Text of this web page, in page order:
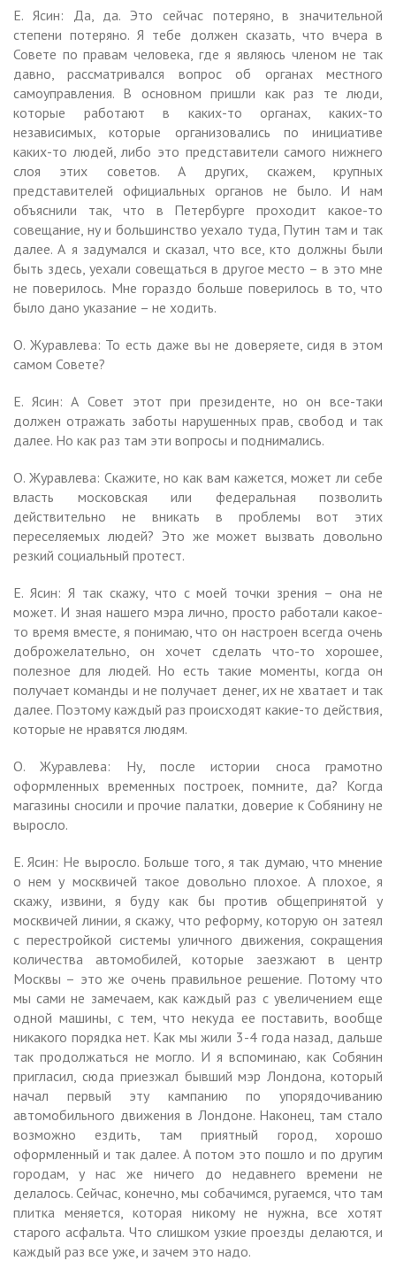
Е. Ясин: Да, да. Это сейчас потеряно, в значительной
степени потеряно. Я тебе должен сказать, что вчера в
Совете по правам человека, где я являюсь членом не так
давно, рассматривался вопрос об органах местного
самоуправления. В основном пришли как раз те люди,
которые работают в каких-то органах, каких-то
независимых, которые организовались по инициативе
каких-то людей, либо это представители самого нижнего
слоя этих советов. А других, скажем, крупных
представителей официальных органов не было. И нам
объяснили так, что в Петербурге проходит какое-то
совещание, ну и большинство уехало туда, Путин там и так
далее. А я задумался и сказал, что все, кто должны были
быть здесь, уехали совещаться в другое место – в это мне
не поверилось. Мне гораздо больше поверилось в то, что
было дано указание – не ходить.
О. Журавлева: То есть даже вы не доверяете, сидя в этом
самом Совете?
Е. Ясин: А Совет этот при президенте, но он все-таки
должен отражать заботы нарушенных прав, свобод и так
далее. Но как раз там эти вопросы и поднимались.
О. Журавлева: Скажите, но как вам кажется, может ли себе
власть московская или федеральная позволить
действительно не вникать в проблемы вот этих
переселяемых людей? Это же может вызвать довольно
резкий социальный протест.
Е. Ясин: Я так скажу, что с моей точки зрения – она не
может. И зная нашего мэра лично, просто работали какое-
то время вместе, я понимаю, что он настроен всегда очень
доброжелательно, он хочет сделать что-то хорошее,
полезное для людей. Но есть такие моменты, когда он
получает команды и не получает денег, их не хватает и так
далее. Поэтому каждый раз происходят какие-то действия,
которые не нравятся людям.
О. Журавлева: Ну, после истории сноса грамотно
оформленных временных построек, помните, да? Когда
магазины сносили и прочие палатки, доверие к Собянину не
выросло.
Е. Ясин: Не выросло. Больше того, я так думаю, что мнение
о нем у москвичей такое довольно плохое. А плохое, я
скажу, извини, я буду как бы против общепринятой у
москвичей линии, я скажу, что реформу, которую он затеял
с перестройкой системы уличного движения, сокращения
количества автомобилей, которые заезжают в центр
Москвы – это же очень правильное решение. Потому что
мы сами не замечаем, как каждый раз с увеличением еще
одной машины, с тем, что некуда ее поставить, вообще
никакого порядка нет. Как мы жили 3-4 года назад, дальше
так продолжаться не могло. И я вспоминаю, как Собянин
пригласил, сюда приезжал бывший мэр Лондона, который
начал первый эту кампанию по упорядочиванию
автомобильного движения в Лондоне. Наконец, там стало
возможно ездить, там приятный город, хорошо
оформленный и так далее. А потом это пошло и по другим
городам, у нас же ничего до недавнего времени не
делалось. Сейчас, конечно, мы собачимся, ругаемся, что там
плитка меняется, которая никому не нужна, все хотят
старого асфальта. Что слишком узкие проезды делаются, и
каждый раз все уже, и зачем это надо.